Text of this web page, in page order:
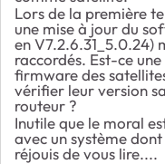
Lors de la première
une mise à jour du
enV7.2.6.31_5.0.24)
raccordés. Est-ce
firmware des
vérifier leur version
routeur ?
Inutile que le moral
avec un système
réjouis de vous lire....